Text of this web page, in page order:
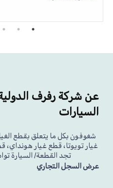
عن شركة رفرف
السيارات
شغوفون بكل ما يتعلق بقطع
غيار تويوتا، قطع غيار هونداي،
تجد القطعة/ السيارة
عرض السجل التجاري